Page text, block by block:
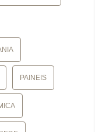
PAINEIS